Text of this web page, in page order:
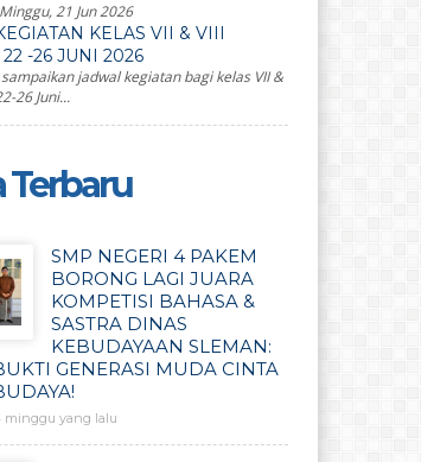
Minggu, 21 Jun 2026
KELAS VII & VIII
-26 JUNI 2026
jadwal kegiatan bagi kelas VII &
26 Juni...
Terbaru
SMP NEGERI 4 PAKEM
BORONG LAGI JUARA
KOMPETISI BAHASA &
SASTRA DINAS
KEBUDAYAAN SLEMAN:
GENERASI MUDA CINTA
minggu yang lalu